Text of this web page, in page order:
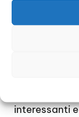
e
moderna e
A tale
caldaia di
modello a
comportare
interessanti